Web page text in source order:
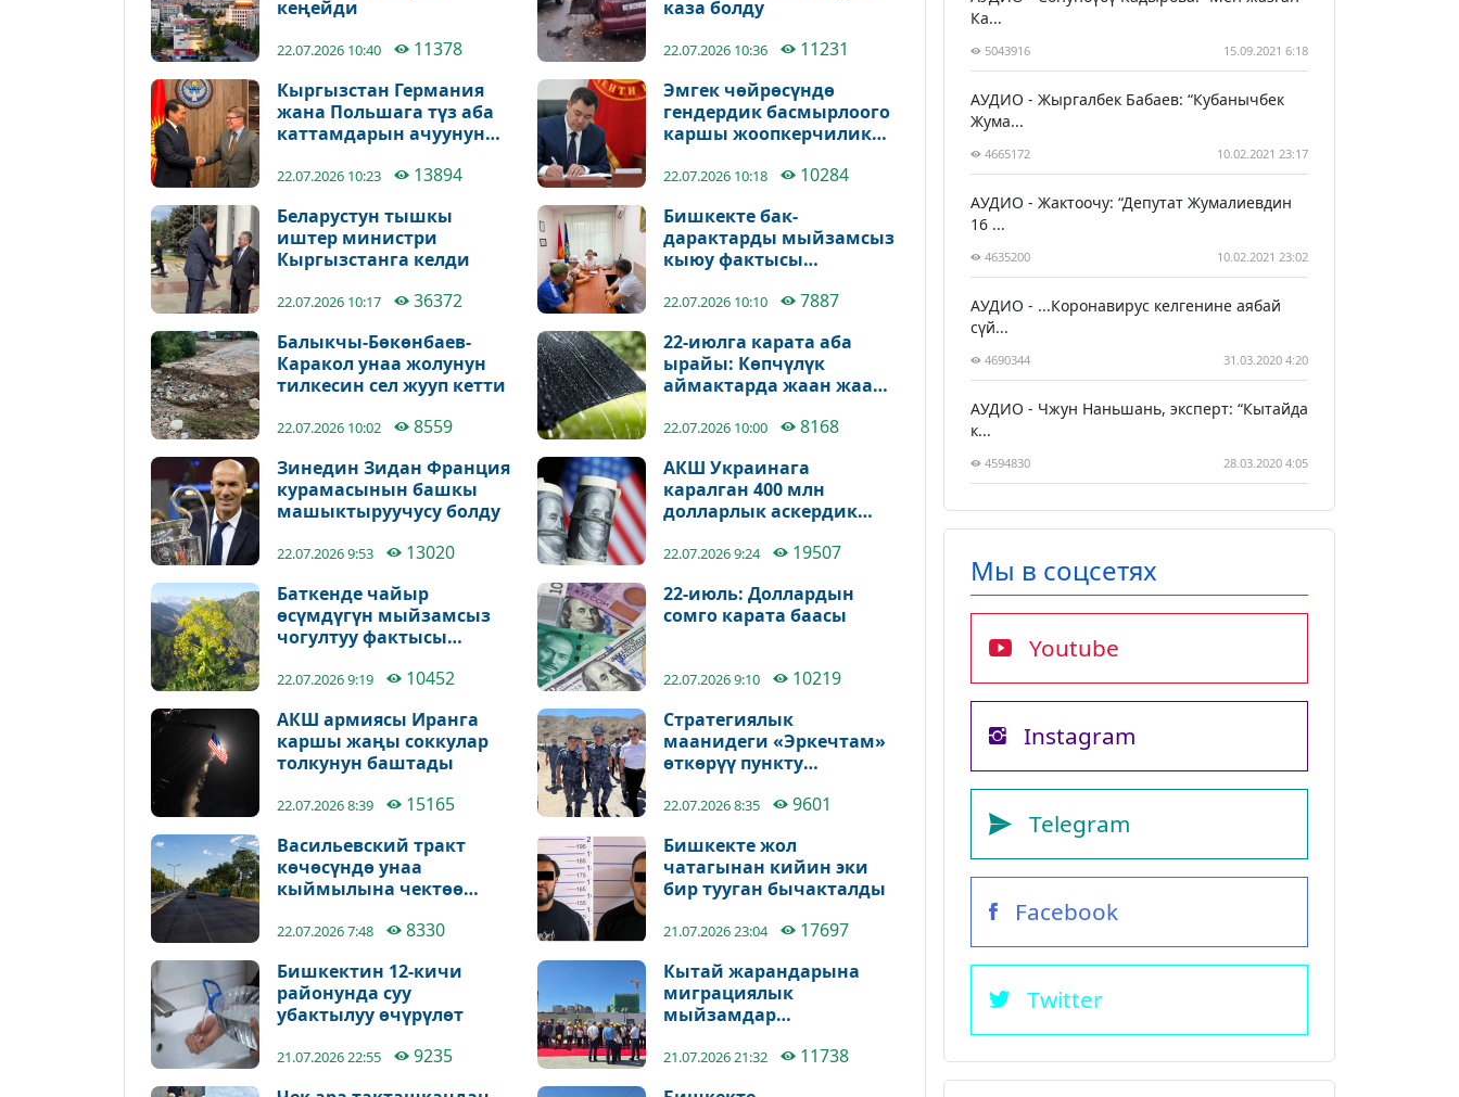
кеңейди
22.07.2026 10:40 11378
каза болду
22.07.2026 10:36
11231
Кыргызстан Германия
жана Польшага түз аба
каттамдарын ачуунун
22.07.2026 10:23 13894
Эмгек чөйрөсүндө
гендердик басмырлоого
каршы жоопкерчилик
22.07.2026 10:18
10284
Беларустун тышкы
иштер министри
Кыргызстанга келди
22.07.2026 10:17 36372
Бишкекте бак-
дарактарды мыйзамсыз
кыюу фактысы
22.07.2026 10:10
7887
Балыкчы-Бөкөнбаев-
Каракол унаа жолунун
тилкесин сел жууп кетти
22.07.2026 10:02 8559
22-июлга карата аба
ырайы: Көпчүлүк
аймактарда жаан жаап,
22.07.2026 10:00
8168
Зинедин Зидан Франция
курамасынын башкы
машыктыруучусу болду
22.07.2026 9:53 13020
АКШ Украинага
каралган 400 млн
долларлык аскердик
берүүдөн баш тартты
22.07.2026 9:24
19507
Баткенде чайыр
өсүмдүгүн мыйзамсыз
чогултуу фактысы
22.07.2026 9:19 10452
22-июль: Доллардын
сомго карата баасы
22.07.2026 9:10
10219
АКШ армиясы Иранга
каршы жаңы соккулар
толкунун баштады
22.07.2026 8:39 15165
Стратегиялык
маанидеги «Эркечтам»
өткөрүү пункту
22.07.2026 8:35
9601
Васильевский тракт
көчөсүндө унаа
кыймылына чектөө
22.07.2026 7:48 8330
Бишкекте жол
чатагынан кийин эки
бир тууган бычакталды
21.07.2026 23:04
17697
Бишкектин 12-кичи
районунда суу
убактылуу өчүрүлөт
21.07.2026 22:55 9235
Кытай жарандарына
миграциялык
мыйзамдар
21.07.2026 21:32
11738
Ка...
5043916 15.09.2021 6:18
АУДИО - Жыргалбек Бабаев: “Кубанычбек
Жума...
4665172 10.02.2021 23:17
АУДИО - Жактоочу: “Депутат Жумалиевдин
16 ...
4635200 10.02.2021 23:02
АУДИО - ...Коронавирус келгенине аябай
сүй...
4690344 31.03.2020 4:20
АУДИО - Чжун Наньшань, эксперт: “Кытайда
к...
4594830 28.03.2020 4:05
Мы в соцсетях
Youtube
Instagram
Telegram
Facebook
Twitter